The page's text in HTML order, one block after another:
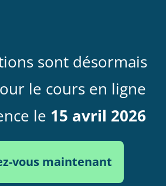
sont désormais
le cours en ligne
le 15 avril 2026
vous maintenant